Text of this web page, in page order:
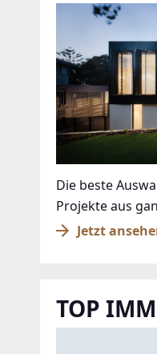
Die beste
Projekte aus
Jetzt
TOP